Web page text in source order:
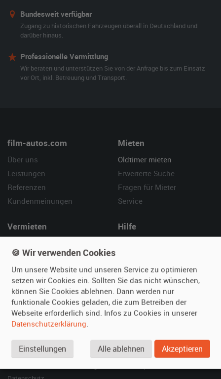
Bundesweit verfügbar
Zugang zu historischen Fahrzeugen überall in Deutschland und
darüber hinaus.
Professionelle Vermittlung
Wir beraten und unterstützen Sie von der Anfrage bis zum Einsatz
vor Ort, inkl. Betreuung und Transport.
film-autos.com
Über uns
Leistungen
Referenzen
Kundenmeinungen
Mieten
Oldtimer mieten
Erweiterte Suche
Fragen für Mieter
Service
Vermieten
Fotos senden
Fragen für Vermieter
Inserat verwalten
Hilfe
Kontakt
SPECIAL
Berühmte Filmautos –
🍪 Wir verwenden Cookies
Um unsere Website und unseren Service zu optimieren
setzen wir Cookies ein. Sollten Sie das nicht wünschen,
können Sie Cookies ablehnen. Dann werden nur
funktionale Cookies geladen, die zum Betreiben der
Webseite erforderlich sind. Infos zu Cookies in unserer
Datenschutzerklärung.
Einstellungen Alle ablehnen Akzeptieren